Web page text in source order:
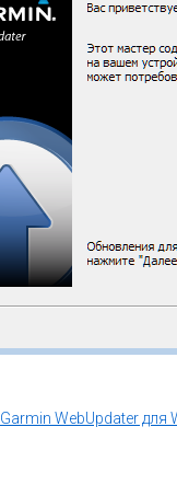
Garmin WebUpdater для